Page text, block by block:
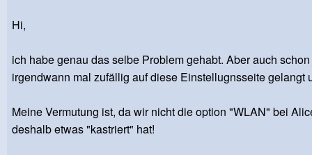
Hi,
ich habe genau das selbe Problem gehabt. Aber auch
irgendwann mal zufällig auf diese Einstellugnsseite gelangt
Meine Vermutung ist, da wir nicht die option "WLAN" bei
deshalb etwas "kastriert" hat!